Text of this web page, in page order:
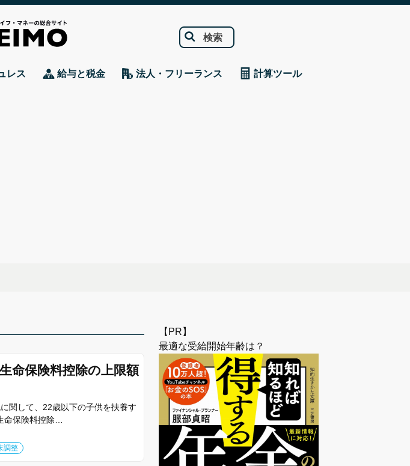
検索
レス 給与と税金 法人・フリーランス 計算ツール
命保険料控除の上限額
関して、22歳以下の子供を扶養す
命保険料控除…
調整
【PR】
最適な受給開始年齢は？